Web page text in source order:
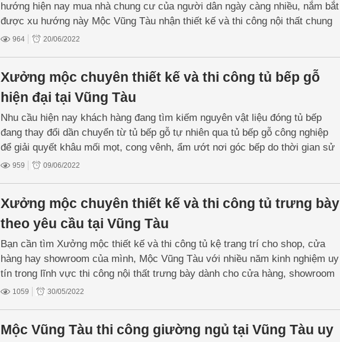
hướng hiện nay mua nhà chung cư của người dân ngày càng nhiều, nắm bắt
được xu hướng này Mộc Vũng Tàu nhận thiết kế và thi công nội thất chung
cư trọn gói với những ưu đãi và chất lượng tốt nhất để đáp ứng nhu cầu
964 20/06/2022
Xưởng mộc chuyên thiết kế và thi công tủ bếp gỗ
hiện đại tại Vũng Tàu
Nhu cầu hiện nay khách hàng đang tìm kiếm nguyên vật liệu đóng tủ bếp
đang thay đổi dần chuyển từ tủ bếp gỗ tự nhiên qua tủ bếp gỗ công nghiệp
để giải quyết khâu mối mọt, cong vênh, ẩm ướt nơi góc bếp do thời gian sử
dụng. Bên cạnh đó gỗ công nghiệp cũng được đánh giá là khá bền và dặt
959 09/06/2022
Xưởng mộc chuyên thiết kế và thi công tủ trưng bày
theo yêu cầu tại Vũng Tàu
Bạn cần tìm Xưởng mộc thiết kế và thi công tủ kệ trang trí cho shop, cửa
hàng hay showroom của mình, Mộc Vũng Tàu với nhiều năm kinh nghiệm uy
tín trong lĩnh vực thi công nội thất trưng bày dành cho cửa hàng, showroom
của quý khách hàng, hãy liên hệ với chúng tôi để nhận được những ưu đãi
1059 30/05/2022
Mộc Vũng Tàu thi công giường ngủ tại Vũng Tàu uy